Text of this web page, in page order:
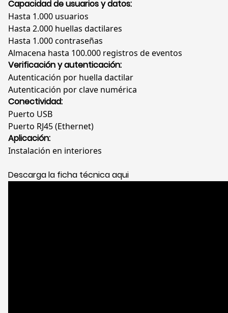
Capacidad de usuarios y datos:
Hasta 1.000 usuarios
Hasta 2.000 huellas dactilares
Hasta 1.000 contraseñas
Almacena hasta 100.000 registros de eventos
Verificación y autenticación:
Autenticación por huella dactilar
Autenticación por clave numérica
Conectividad:
Puerto USB
Puerto RJ45 (Ethernet)
Aplicación:
Instalación en interiores
Descarga la ficha técnica aqui